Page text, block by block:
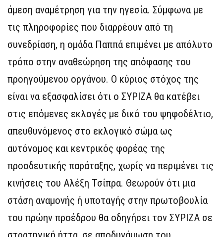
άμεση αναμέτρηση για την ηγεσία. Σύμφωνα με
τις πληροφορίες που διαρρέουν από τη
συνεδρίαση, η ομάδα Παππά επιμένει με απόλυτο
τρόπο στην αναθεώρηση της απόφασης του
προηγούμενου οργάνου. Ο κύριος στόχος της
είναι να εξασφαλίσει ότι ο ΣΥΡΙΖΑ θα κατέβει
στις επόμενες εκλογές με δικό του ψηφοδέλτιο,
απευθυνόμενος στο εκλογικό σώμα ως
αυτόνομος και κεντρικός φορέας της
προοδευτικής παράταξης, χωρίς να περιμένει τις
κινήσεις του Αλέξη Τσίπρα. Θεωρούν ότι μια
στάση αναμονής ή υποταγής στην πρωτοβουλία
του πρώην προέδρου θα οδηγήσει τον ΣΥΡΙΖΑ σε